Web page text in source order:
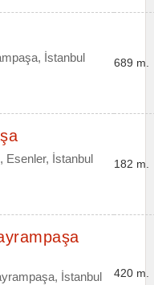
İstanbul 689 m.
Esenler, İstanbul 182 m.
İstanbul 420 m.